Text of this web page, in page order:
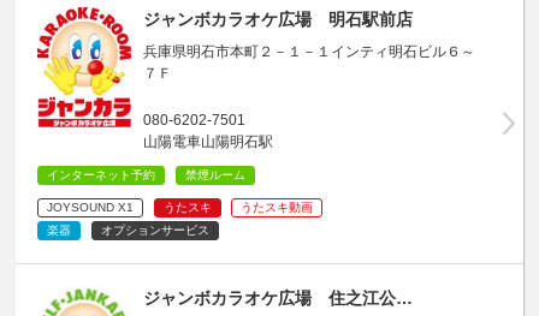
ジャンボカラオケ広場 明石駅前店
兵庫県明石市本町２－１－１インティ明石ビル６～
７Ｆ
080-6202-7501
山陽電車山陽明石駅
インターネット予約 禁煙ルーム
JOYSOUND X1 うたスキ
うたスキ動画
楽器
オプションサービス
ジャンボカラオケ広場 住之江公…